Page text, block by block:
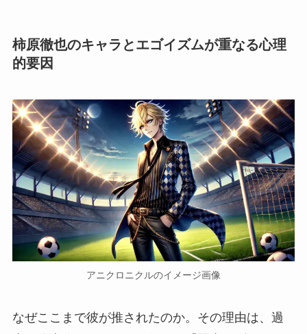
柿原徹也のキャラとエゴイズムが重なる心理
的要因
アニクロニクルのイメージ画像
なぜここまで彼が推されたのか。その理由は、過